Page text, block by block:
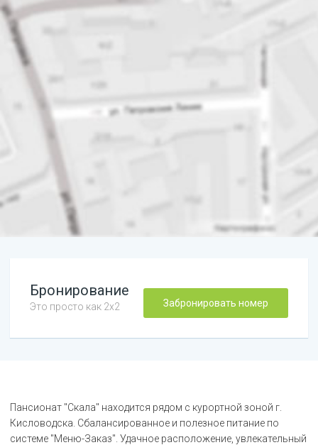
Бронирование
Это просто как 2х2 Забронировать номер
Пансионат "Скала" находится рядом с курортной зоной г.
Кисловодска. Сбалансированное и полезное питание по
системе "Меню-Заказ". Удачное расположение, увлекательный